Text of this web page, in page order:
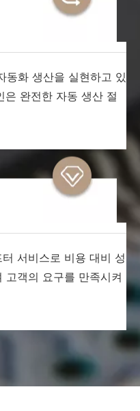
동화 생산을 실현하고 있
은 완전한 자동 생산 절
서비스로 비용 대비 성
고객의 요구를 만족시켜